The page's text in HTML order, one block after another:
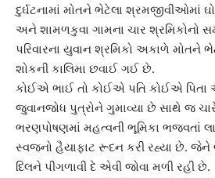
દુર્ઘટનામાં મોતને ભેટેલા શ્રમજીવીઓમાં
અને શામળકુવા ગામના ચાર શ્રમિકોનો
પરિવારના યુવાન શ્રમિકો અકાળે મોતને
શોકની કાલિમા છવાઈ ગઈ છે.
કોઈએ ભાઈ તો કોઈએ પતિ કોઈએ
જુવાનજોધ પુત્રોને ગુમાવ્યા છે સાથે જ
ભરણપોષણમાં મહત્વની ભૂમિકા ભજવતાં
સ્વજનો હૈયાફાટ રૂદન કરી રહ્યા છે. જેને
દિલને પીગળાવી દે એવી જોવા મળી રહી છે.